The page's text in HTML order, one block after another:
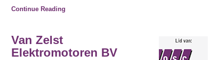
Continue Reading
Van Zelst
Elektromotoren BV